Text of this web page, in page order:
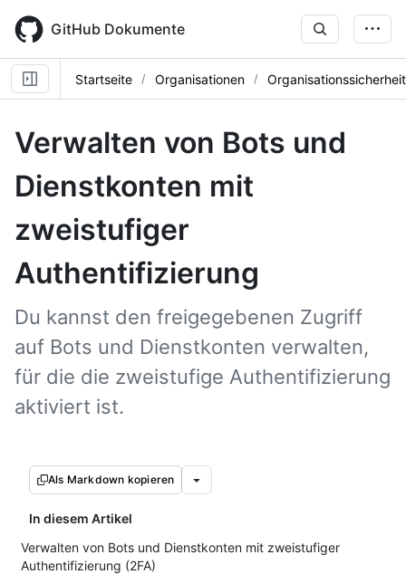
main
content
GitHub Dokumente
Startseite Organisationen Organisationssicherheit
Verwalten von Bots und
Dienstkonten mit
zweistufiger
Authentifizierung
Du kannst den freigegebenen Zugriff
auf Bots und Dienstkonten verwalten,
für die die zweistufige Authentifizierung
aktiviert ist.
Als Markdown kopieren
In diesem Artikel
Verwalten von Bots und Dienstkonten mit zweistufiger
Authentifizierung (2FA)